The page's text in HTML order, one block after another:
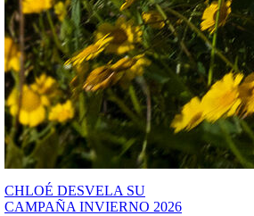
CHLOÉ DESVELA SU
CAMPAÑA INVIERNO 2026